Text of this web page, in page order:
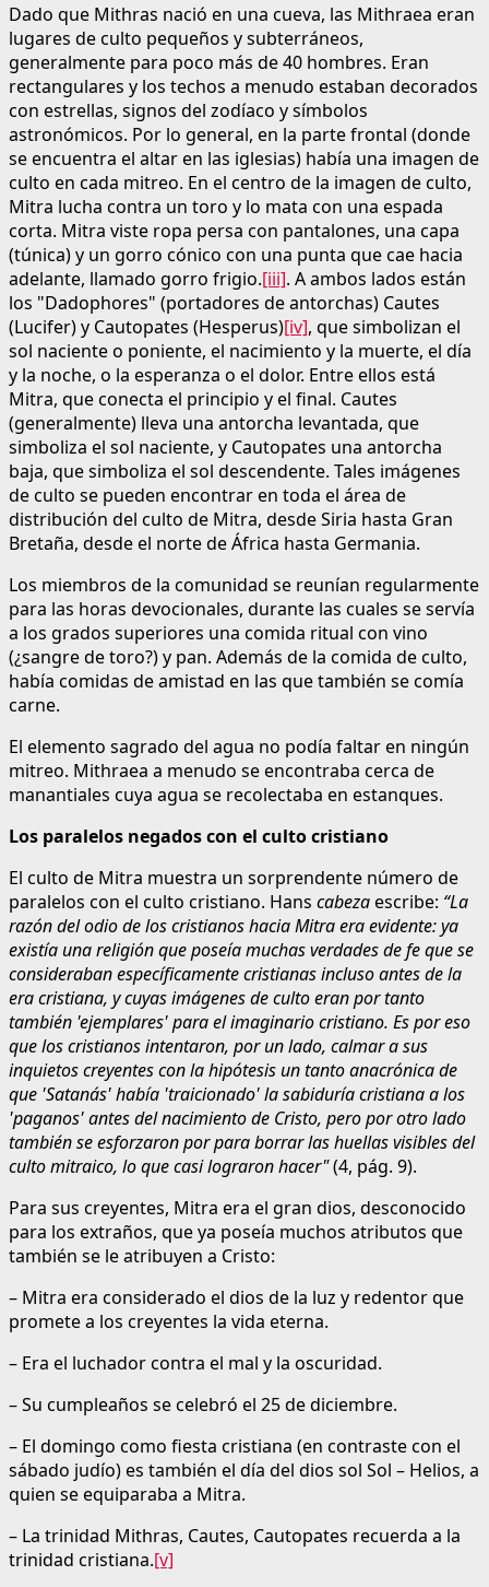
Dado que Mithras nació en una cueva, las Mithraea eran
lugares de culto pequeños y subterráneos,
generalmente para poco más de 40 hombres. Eran
rectangulares y los techos a menudo estaban decorados
con estrellas, signos del zodíaco y símbolos
astronómicos. Por lo general, en la parte frontal (donde
se encuentra el altar en las iglesias) había una imagen de
culto en cada mitreo. En el centro de la imagen de culto,
Mitra lucha contra un toro y lo mata con una espada
corta. Mitra viste ropa persa con pantalones, una capa
(túnica) y un gorro cónico con una punta que cae hacia
adelante, llamado gorro frigio.[iii]. A ambos lados están
los "Dadophores" (portadores de antorchas) Cautes
(Lucifer) y Cautopates (Hesperus)[iv], que simbolizan el
sol naciente o poniente, el nacimiento y la muerte, el día
y la noche, o la esperanza o el dolor. Entre ellos está
Mitra, que conecta el principio y el final. Cautes
(generalmente) lleva una antorcha levantada, que
simboliza el sol naciente, y Cautopates una antorcha
baja, que simboliza el sol descendente. Tales imágenes
de culto se pueden encontrar en toda el área de
distribución del culto de Mitra, desde Siria hasta Gran
Bretaña, desde el norte de África hasta Germania.
Los miembros de la comunidad se reunían regularmente
para las horas devocionales, durante las cuales se servía
a los grados superiores una comida ritual con vino
(¿sangre de toro?) y pan. Además de la comida de culto,
había comidas de amistad en las que también se comía
carne.
El elemento sagrado del agua no podía faltar en ningún
mitreo. Mithraea a menudo se encontraba cerca de
manantiales cuya agua se recolectaba en estanques.
Los paralelos negados con el culto cristiano
El culto de Mitra muestra un sorprendente número de
paralelos con el culto cristiano. Hans cabezaescribe: “La
razón del odio de los cristianos hacia Mitra era evidente: ya
existía una religión que poseía muchas verdades de fe que se
consideraban específicamente cristianas incluso antes de la
era cristiana, y cuyas imágenes de culto eran por tanto
también 'ejemplares' para el imaginario cristiano. Es por eso
que los cristianos intentaron, por un lado, calmar a sus
inquietos creyentes con la hipótesis un tanto anacrónica de
que 'Satanás' había 'traicionado' la sabiduría cristiana a los
'paganos' antes del nacimiento de Cristo, pero por otro lado
también se esforzaron por para borrar las huellas visibles del
culto mitraico, lo que casi lograron hacer"(4, pág. 9).
Para sus creyentes, Mitra era el gran dios, desconocido
para los extraños, que ya poseía muchos atributos que
también se le atribuyen a Cristo:
– Mitra era considerado el dios de la luz y redentor que
promete a los creyentes la vida eterna.
– Era el luchador contra el mal y la oscuridad.
– Su cumpleaños se celebró el 25 de diciembre.
– El domingo como fiesta cristiana (en contraste con el
sábado judío) es también el día del dios sol Sol – Helios, a
quien se equiparaba a Mitra.
– La trinidad Mithras, Cautes, Cautopates recuerda a la
trinidad cristiana.[v]